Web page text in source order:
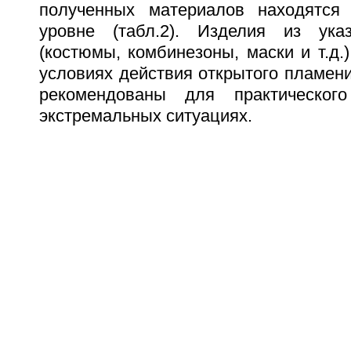
полученных материалов
уровне (табл.2). Изделия из
(костюмы, комбинезоны, маски и
условиях действия открытого
рекомендованы для
экстремальных ситуациях.